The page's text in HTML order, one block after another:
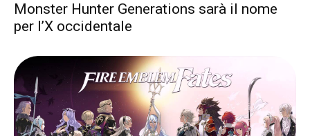
Monster Hunter Generations sarà il nome
per l’X occidentale